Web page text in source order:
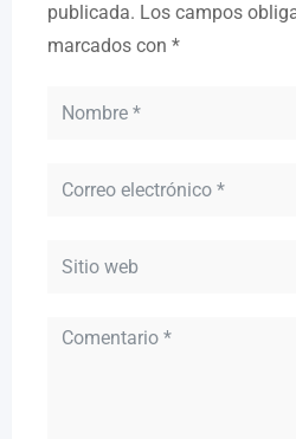
publicada. Los campos
marcados con *